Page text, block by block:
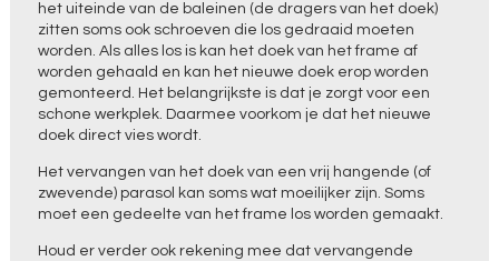
het uiteinde van de baleinen (de dragers van het doek)
zitten soms ook schroeven die los gedraaid moeten
worden. Als alles los is kan het doek van het frame af
worden gehaald en kan het nieuwe doek erop worden
gemonteerd. Het belangrijkste is dat je zorgt voor een
schone werkplek. Daarmee voorkom je dat het nieuwe
doek direct vies wordt.
Het vervangen van het doek van een vrij hangende (of
zwevende) parasol kan soms wat moeilijker zijn. Soms
moet een gedeelte van het frame los worden gemaakt.
Houd er verder ook rekening mee dat vervangende